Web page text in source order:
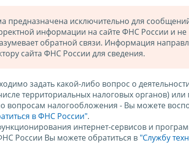
предназначена исключительно для
информации на сайте ФНС России и не
обратной связи. Информация
сайта ФНС России для сведения.
задать какой-либо вопрос о
территориальных налоговых органов) или
вопросам налогообложения - Вы можете
в ФНС России".
интернет-сервисов и
России Вы можете обратиться в "Службу